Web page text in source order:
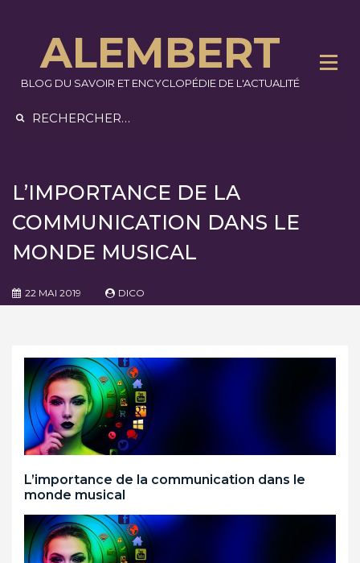
ALEMBERT
BLOG DU SAVOIR ET ENCYCLOPÉDIE DE L'ACTUALITÉ
L’IMPORTANCE DE LA
COMMUNICATION DANS LE
MONDE MUSICAL
22 MAI 2019 DICO
L’importance de la communication dans le
monde musical